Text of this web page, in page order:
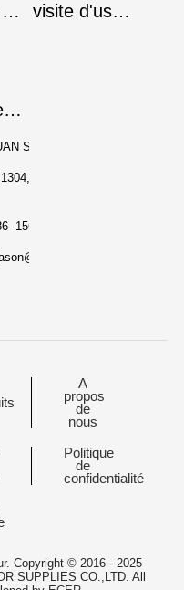
Au sujet de nous visite d'usine
Contactez-nous
SMARTENT OUTDOOR
Bld.6, légende Dena
15622957799
A
propos
de
nous
Politique
de
confidentialité
Copyright © 2016 - 2025
SUPPLIES CO.,LTD. All